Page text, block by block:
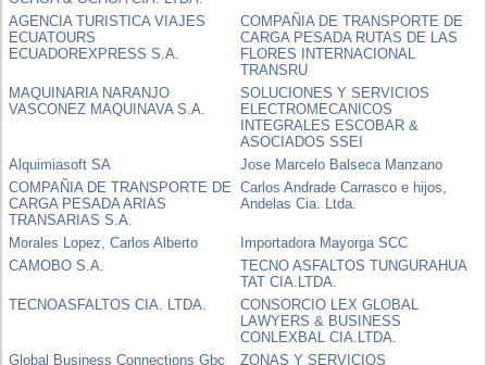
AGENCIA TURISTICA VIAJES
ECUATOURS
ECUADOREXPRESS S.A.
COMPAÑIA DE TRANSPORTE DE
CARGA PESADA RUTAS DE LAS
FLORES INTERNACIONAL
TRANSRU
MAQUINARIA NARANJO
VASCONEZ MAQUINAVA S.A.
SOLUCIONES Y SERVICIOS
ELECTROMECANICOS
INTEGRALES ESCOBAR &
ASOCIADOS SSEI
Alquimiasoft SA
Jose Marcelo Balseca Manzano
COMPAÑIA DE TRANSPORTE DE
CARGA PESADA ARIAS
TRANSARIAS S.A.
Carlos Andrade Carrasco e hijos,
Andelas Cia. Ltda.
Morales Lopez, Carlos Alberto
Importadora Mayorga SCC
CAMOBO S.A.
TECNO ASFALTOS TUNGURAHUA
TAT CIA.LTDA.
TECNOASFALTOS CIA. LTDA.
CONSORCIO LEX GLOBAL
LAWYERS & BUSINESS
CONLEXBAL CIA.LTDA.
Global Business Connections Gbc
ZONAS Y SERVICIOS